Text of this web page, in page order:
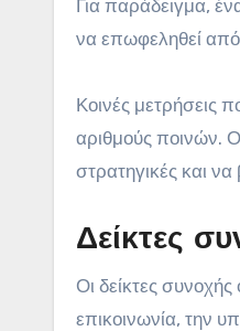
Για παράδειγμα,
να επωφεληθεί από
Κοινές μετρήσεις
αριθμούς ποινών.
στρατηγικές και
Δείκτες
Οι δείκτες
επικοινωνία, την